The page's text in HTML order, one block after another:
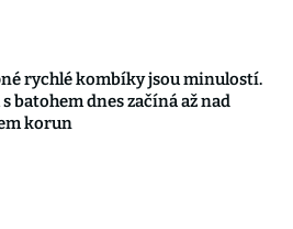
rychlé kombíky jsou minulostí.
s batohem dnes začíná až nad
korun